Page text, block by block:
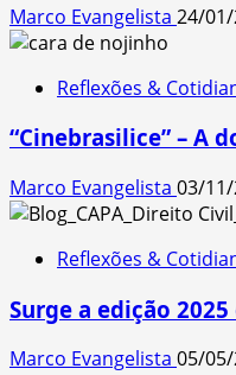
Marco Evangelista 24/
Reflexões &
“Cinebrasilice” – A
Marco Evangelista 03/
Reflexões &
Surge a edição
Marco Evangelista 05/